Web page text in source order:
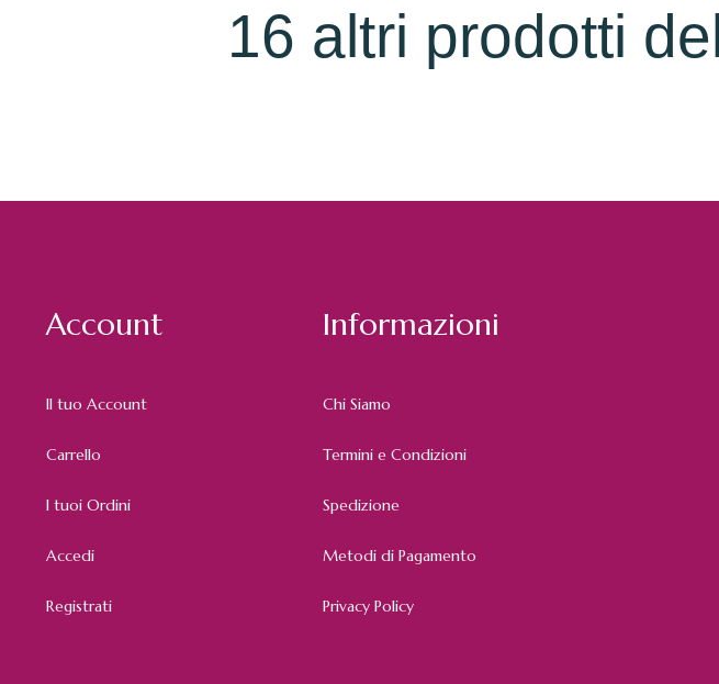
16 altri prodotti
Account
Il tuo Account
Carrello
I tuoi Ordini
Accedi
Registrati
Informazioni
Chi Siamo
Termini e Condizioni
Spedizione
Metodi di Pagamento
Privacy Policy